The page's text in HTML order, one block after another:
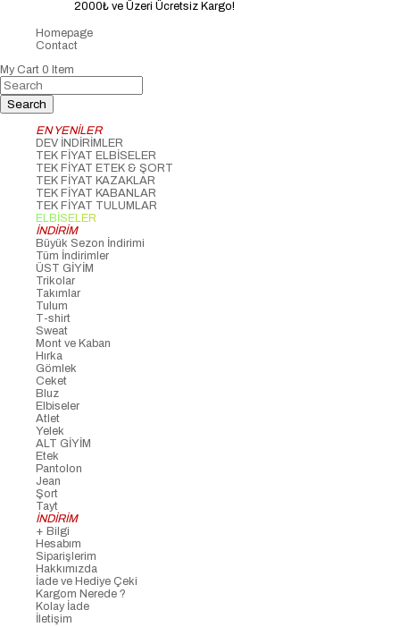
2000₺ ve Üzeri Ücretsiz Kargo!
Homepage
Contact
My Cart 0 Item
EN YENİLER
DEV İNDİRİMLER
TEK FİYAT ELBİSELER
TEK FİYAT ETEK & ŞORT
TEK FİYAT KAZAKLAR
TEK FİYAT KABANLAR
TEK FİYAT TULUMLAR
ELBİSELER
İNDİRİM
Büyük Sezon İndirimi
Tüm İndirimler
ÜST GİYİM
Trikolar
Takımlar
Tulum
T-shirt
Sweat
Mont ve Kaban
Hırka
Gömlek
Ceket
Bluz
Elbiseler
Atlet
Yelek
ALT GİYİM
Etek
Pantolon
Jean
Şort
Tayt
İNDİRİM
+ Bilgi
Hesabım
Siparişlerim
Hakkımızda
İade ve Hediye Çeki
Kargom Nerede ?
Kolay İade
İletişim